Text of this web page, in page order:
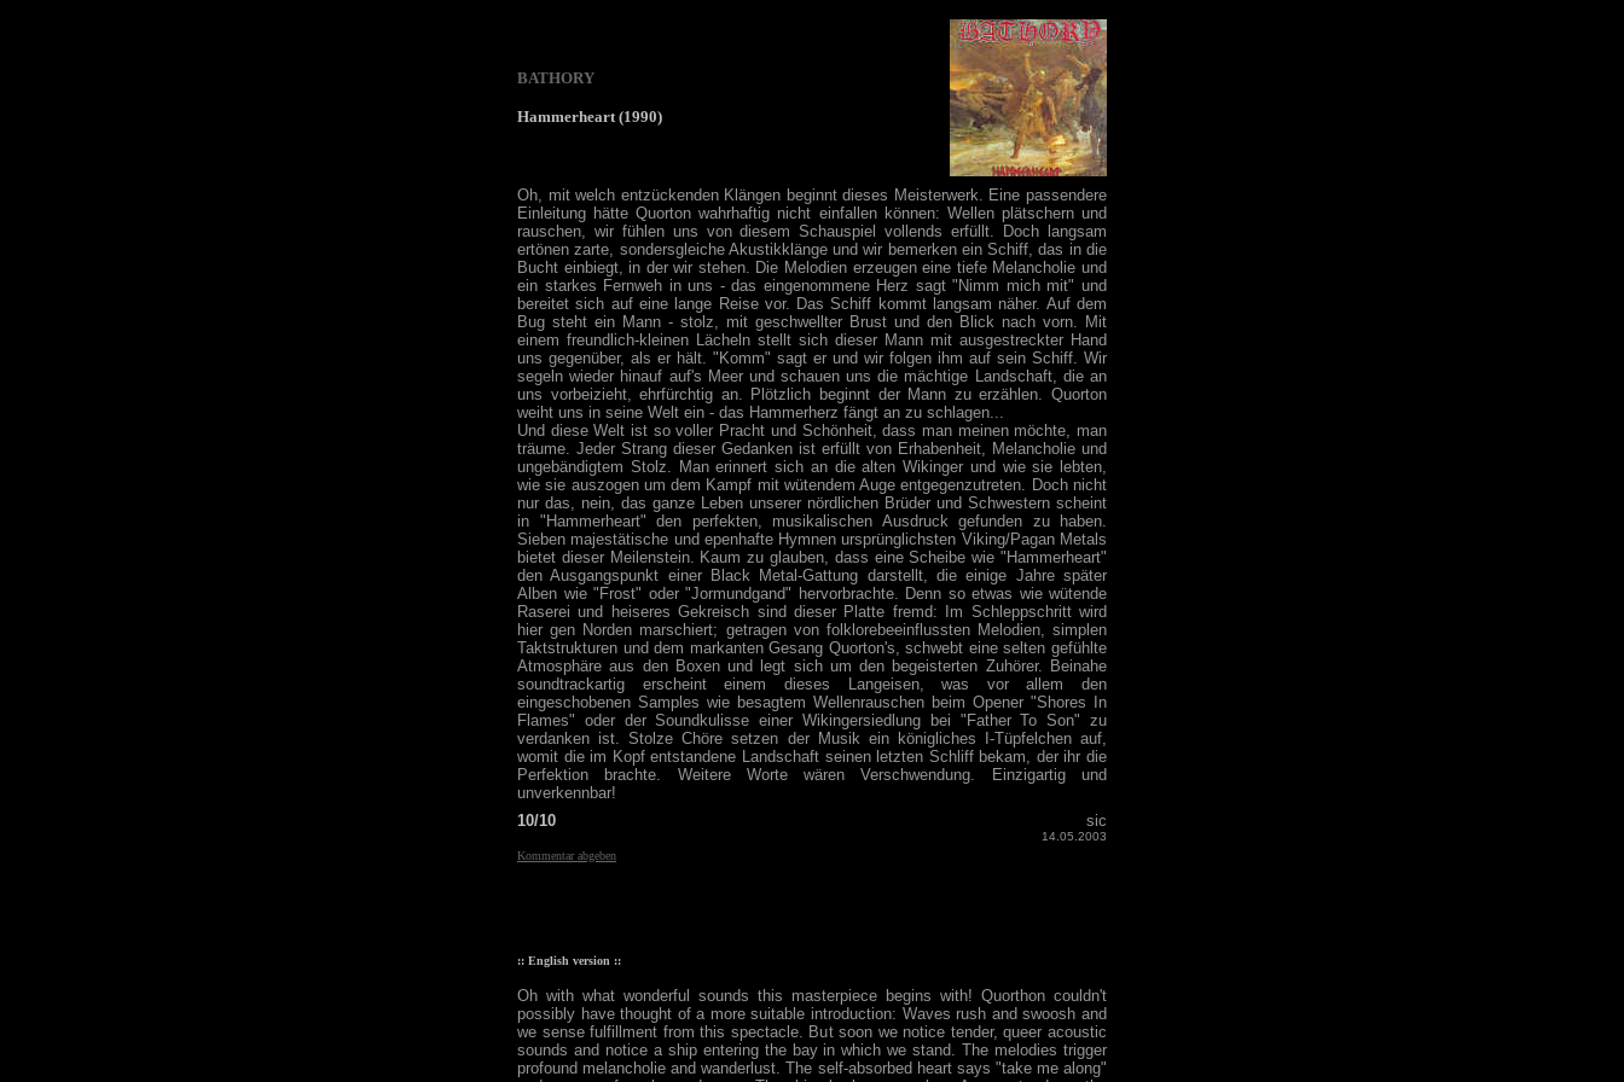
BATHORY
Hammerheart (1990)
Oh, mit welch entzückenden Klängen beginnt dieses Meisterwerk. Eine passendere
Einleitung hätte Quorton wahrhaftig nicht einfallen können: Wellen plätschern und
rauschen, wir fühlen uns von diesem Schauspiel vollends erfüllt. Doch langsam
ertönen zarte, sondersgleiche Akustikklänge und wir bemerken ein Schiff, das in die
Bucht einbiegt, in der wir stehen. Die Melodien erzeugen eine tiefe Melancholie und
ein starkes Fernweh in uns - das eingenommene Herz sagt "Nimm mich mit" und
bereitet sich auf eine lange Reise vor. Das Schiff kommt langsam näher. Auf dem
Bug steht ein Mann - stolz, mit geschwellter Brust und den Blick nach vorn. Mit
einem freundlich-kleinen Lächeln stellt sich dieser Mann mit ausgestreckter Hand
uns gegenüber, als er hält. "Komm" sagt er und wir folgen ihm auf sein Schiff. Wir
segeln wieder hinauf auf's Meer und schauen uns die mächtige Landschaft, die an
uns vorbeizieht, ehrfürchtig an. Plötzlich beginnt der Mann zu erzählen. Quorton
weiht uns in seine Welt ein - das Hammerherz fängt an zu schlagen...
Und diese Welt ist so voller Pracht und Schönheit, dass man meinen möchte, man
träume. Jeder Strang dieser Gedanken ist erfüllt von Erhabenheit, Melancholie und
ungebändigtem Stolz. Man erinnert sich an die alten Wikinger und wie sie lebten,
wie sie auszogen um dem Kampf mit wütendem Auge entgegenzutreten. Doch nicht
nur das, nein, das ganze Leben unserer nördlichen Brüder und Schwestern scheint
in "Hammerheart" den perfekten, musikalischen Ausdruck gefunden zu haben.
Sieben majestätische und epenhafte Hymnen ursprünglichsten Viking/Pagan Metals
bietet dieser Meilenstein. Kaum zu glauben, dass eine Scheibe wie "Hammerheart"
den Ausgangspunkt einer Black Metal-Gattung darstellt, die einige Jahre später
Alben wie "Frost" oder "Jormundgand" hervorbrachte. Denn so etwas wie wütende
Raserei und heiseres Gekreisch sind dieser Platte fremd: Im Schleppschritt wird
hier gen Norden marschiert; getragen von folklorebeeinflussten Melodien, simplen
Taktstrukturen und dem markanten Gesang Quorton's, schwebt eine selten gefühlte
Atmosphäre aus den Boxen und legt sich um den begeisterten Zuhörer. Beinahe
soundtrackartig erscheint einem dieses Langeisen, was vor allem den
eingeschobenen Samples wie besagtem Wellenrauschen beim Opener "Shores In
Flames" oder der Soundkulisse einer Wikingersiedlung bei "Father To Son" zu
verdanken ist. Stolze Chöre setzen der Musik ein königliches I-Tüpfelchen auf,
womit die im Kopf entstandene Landschaft seinen letzten Schliff bekam, der ihr die
Perfektion brachte. Weitere Worte wären Verschwendung. Einzigartig und
unverkennbar!
10/10
Kommentar abgeben
sic
14.05.2003
:: English version ::
Oh with what wonderful sounds this masterpiece begins with! Quorthon couldn't
possibly have thought of a more suitable introduction: Waves rush and swoosh and
we sense fulfillment from this spectacle. But soon we notice tender, queer acoustic
sounds and notice a ship entering the bay in which we stand. The melodies trigger
profound melancholie and wanderlust. The self-absorbed heart says "take me along"